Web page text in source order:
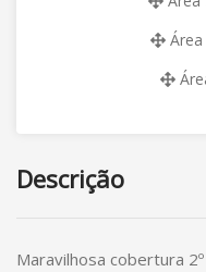
Área
Descrição
Maravilhosa cobertura